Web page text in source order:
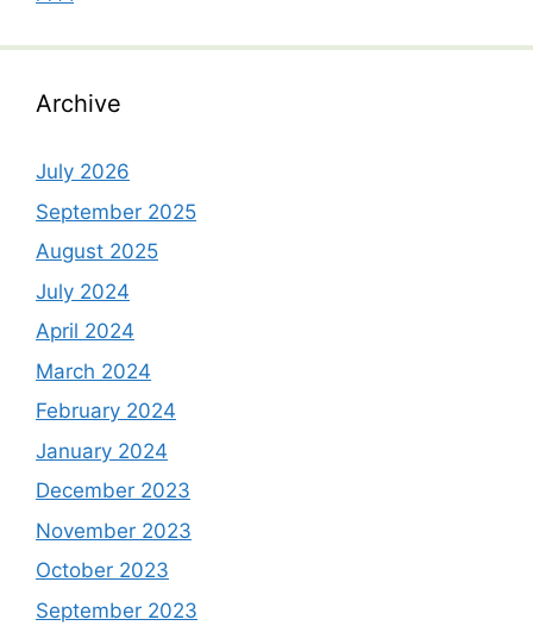
Archive
July 2026
September 2025
August 2025
July 2024
April 2024
March 2024
February 2024
January 2024
December 2023
November 2023
October 2023
September 2023